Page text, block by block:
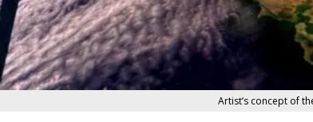
Artist’s concept of